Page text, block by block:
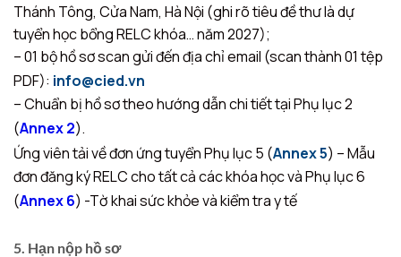
Thánh Tông, Cửa Nam, Hà Nội (ghi rõ tiêu đề thư là dự
tuyển học bổng RELC khóa… năm 2027);
– 01 bộ hồ sơ scan gửi đến địa chỉ email (scan thành 01 tệp
PDF): info@cied.vn
– Chuẩn bị hồ sơ theo hướng dẫn chi tiết tại Phụ lục 2
(Annex 2).
Ứng viên tải về đơn ứng tuyển Phụ lục 5 (Annex 5) – Mẫu
đơn đăng ký RELC cho tất cả các khóa học và Phụ lục 6
(Annex 6) -Tờ khai sức khỏe và kiểm tra y tế
5. Hạn nộp hồ sơ